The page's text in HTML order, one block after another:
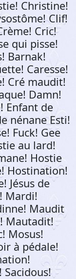
Christine!
Clif!
Cric!
qui pisse!
Barnak!
Caresse!
Cré maudit!
Damn!
Enfant de
nénane Esti!
Fuck! Gee
au lard!
Hostie
Hostination!
Jésus de
Mardi!
Maudit
Mautadit!
Mosus!
à pédale!
Sacidous!